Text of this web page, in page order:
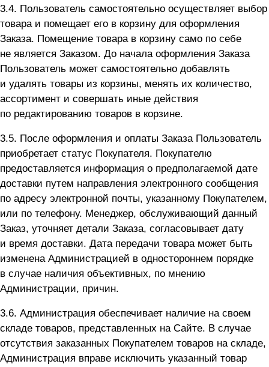
3.4. Пользователь самостоятельно осуществляет выбор
товара и помещает его в корзину для оформления
Заказа. Помещение товара в корзину само по себе
не является Заказом. До начала оформления Заказа
Пользователь может самостоятельно добавлять
и удалять товары из корзины, менять их количество,
ассортимент и совершать иные действия
по редактированию товаров в корзине.
3.5. После оформления и оплаты Заказа Пользователь
приобретает статус Покупателя. Покупателю
предоставляется информация о предполагаемой дате
доставки путем направления электронного сообщения
по адресу электронной почты, указанному Покупателем,
или по телефону. Менеджер, обслуживающий данный
Заказ, уточняет детали Заказа, согласовывает дату
и время доставки. Дата передачи товара может быть
изменена Администрацией в одностороннем порядке
в случае наличия объективных, по мнению
Администрации, причин.
3.6. Администрация обеспечивает наличие на своем
складе товаров, представленных на Сайте. В случае
отсутствия заказанных Покупателем товаров на складе,
Администрация вправе исключить указанный товар